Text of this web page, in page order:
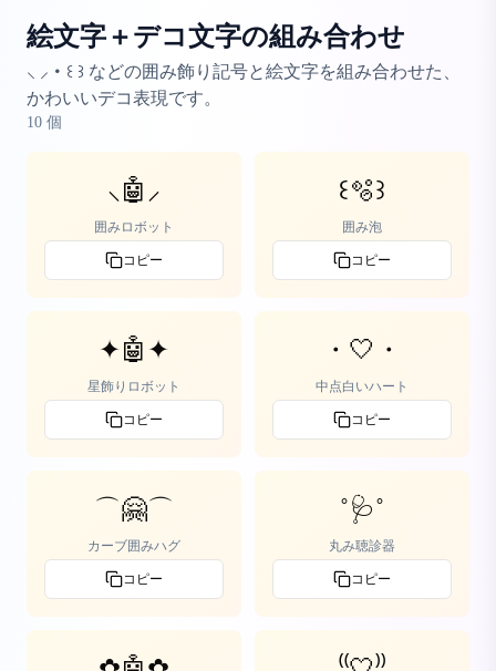
絵文字＋デコ文字の組み合わせ
⸜ ⸝・꒰ ꒱ などの囲み飾り記号と絵文字を組み合わせた、
かわいいデコ表現です。
10 個
⸜🤖⸝
囲みロボット
コピー
꒰🫧꒱
囲み泡
コピー
✦🤖✦
星飾りロボット
コピー
・🤍・
中点白いハート
コピー
⌒🤗⌒
カーブ囲みハグ
コピー
˚🩺˚
丸み聴診器
コピー